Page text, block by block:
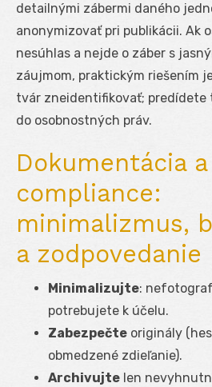
detailnými zábermi daného
anonymizovať pri publikácii. Ak
nesúhlas a nejde o záber s
záujmom, praktickým riešením
tvár zneidentifikovať; predídete
do osobnostných práv.
Dokumentácia a
compliance:
minimalizmus,
a zodpovedanie
Minimalizujte:
potrebujete k účelu.
Zabezpečte originály
obmedzené zdieľanie).
Archivujte len